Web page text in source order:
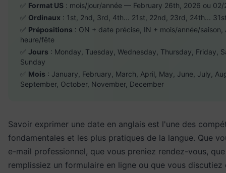
✅ Format US : mois/jour/année — February 26th, 2026 ou
✅ Ordinaux : 1st, 2nd, 3rd, 4th... 21st, 22nd, 23rd, 24th...
✅ Prépositions : ON + date précise, IN + mois/année/saison,
heure/fête
✅ Jours : Monday, Tuesday, Wednesday, Thursday, Friday,
Sunday
✅ Mois : January, February, March, April, May, June, July,
September, October, November, December
Savoir exprimer une date en anglais est l'une des
fondamentales et les plus pratiques de la langue. Que
e-mail professionnel, que vous preniez rendez-vous,
remplissiez un formulaire en ligne ou que vous